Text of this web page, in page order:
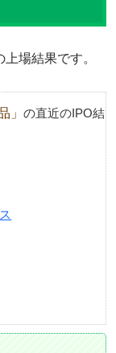
場結果です。
」 の直近のIPO結